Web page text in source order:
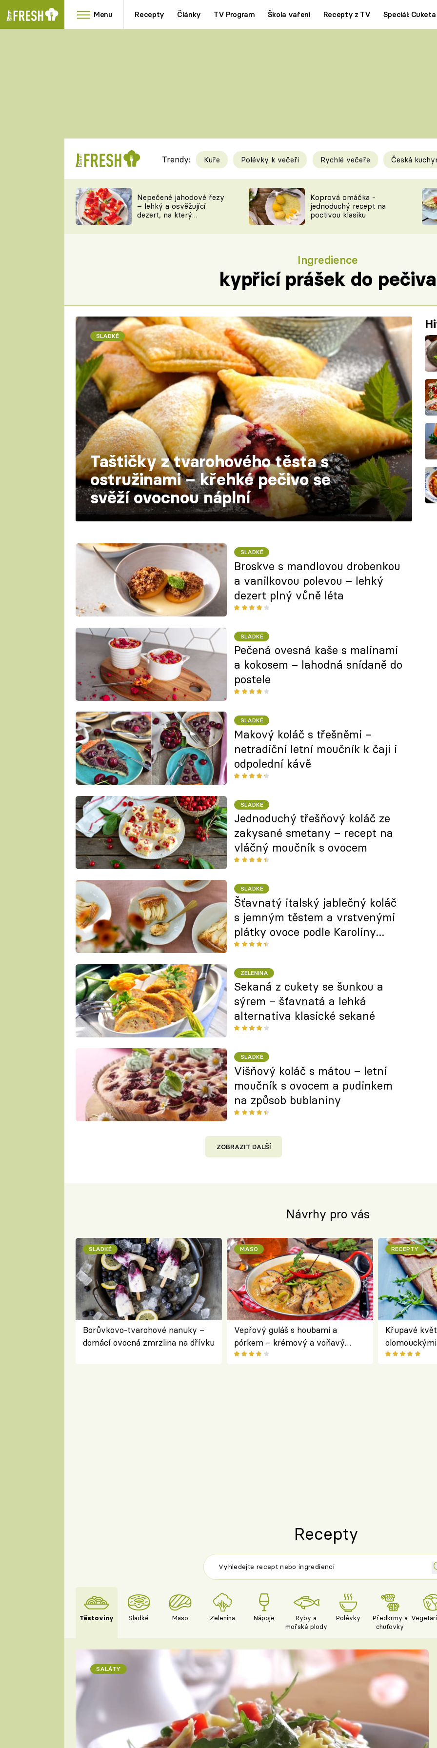
Menu Recepty Články TV Program Škola vaření Recepty z TV Speciál: Cuketa
RYCHLOVKY
Videorecepty
TEĎ VAŘÍ ŠÉF!
Tipy a triky
KAM ZA JÍDLEM
Trendy: Kuře Polévky k večeři Rychlé večeře Česká
Nepečené jahodové řezy
– lehký a osvěžující
dezert, na který
Koprová omáčka -
jednoduchý recept na
poctivou klasiku
Ingredience
kypřicí prášek do pečiva
SLADKÉ
Taštičky z tvarohového těsta s
ostružinami – křehké pečivo se
svěží ovocnou náplní
SLADKÉ
Broskve s mandlovou drobenkou
a vanilkovou polevou – lehký
dezert plný vůně léta
SLADKÉ
Pečená ovesná kaše s malinami
a kokosem – lahodná snídaně do
postele
SLADKÉ
Makový koláč s třešněmi –
netradiční letní moučník k čaji i
odpolední kávě
SLADKÉ
Jednoduchý třešňový koláč ze
zakysané smetany – recept na
vláčný moučník s ovocem
SLADKÉ
Šťavnatý italský jablečný koláč
s jemným těstem a vrstvenými
plátky ovoce podle Karolíny
Fourové
ZELENINA
Sekaná z cukety se šunkou a
sýrem – šťavnatá a lehká
alternativa klasické sekané
SLADKÉ
Višňový koláč s mátou – letní
moučník s ovocem a pudinkem
na způsob bublaniny
ZOBRAZIT DALŠÍ
Návrhy pro vás
SLADKÉ
Borůvkovo-tvarohové nanuky –
domácí ovocná zmrzlina na dřívku
MASO
Vepřový guláš s houbami a
pórkem – krémový a voňavý
pokrm z jednoho hrnce
RECEPTY
Křupavé
bezlepkový
Recepty
Těstoviny Sladké Maso Zelenina Nápoje
Ryby a
mořské plody
Polévky
Předkrmy a
chuťovky
SALÁTY